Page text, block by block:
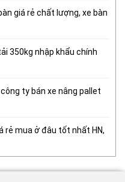
giá rẻ chất lượng, xe bàn
350kg nhập khẩu chính
ty bán xe nâng pallet
rẻ mua ở đâu tốt nhất HN,